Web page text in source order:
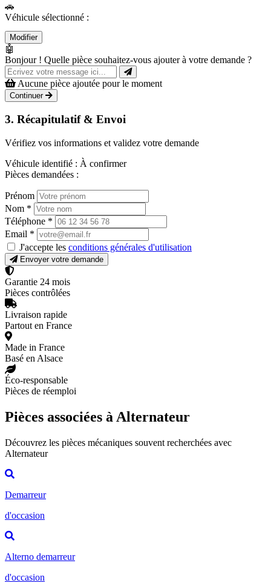
🚗
Véhicule sélectionné :
Modifier
🤖
Bonjour ! Quelle pièce souhaitez-vous ajouter à votre demande ?
Aucune pièce ajoutée pour le moment
Continuer
3. Récapitulatif & Envoi
Vérifiez vos informations et validez votre demande
Véhicule identifié : À confirmer
Pièces demandées :
Prénom
Nom *
Téléphone *
Email *
J'accepte les conditions générales d'utilisation
Envoyer votre demande
Garantie 24 mois
Pièces contrôlées
Livraison rapide
Partout en France
Made in France
Basé en Alsace
Éco-responsable
Pièces de réemploi
Pièces associées à Alternateur
Découvrez les pièces mécaniques souvent recherchées avec
Alternateur
Demarreur
d'occasion
Alterno demarreur
d'occasion